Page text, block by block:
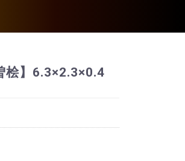
】6.3×2.3×0.4